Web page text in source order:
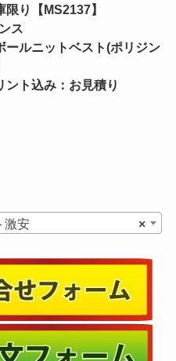
り【MS2137】
ス
ールニットベスト(ポリジン
ト込み：お見積り
×
激安